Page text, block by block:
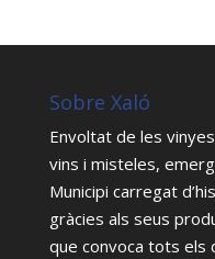
Sobre Xaló
Envoltat de les
vins i misteles,
Municipi carregat
gràcies als seus
que convoca tots els